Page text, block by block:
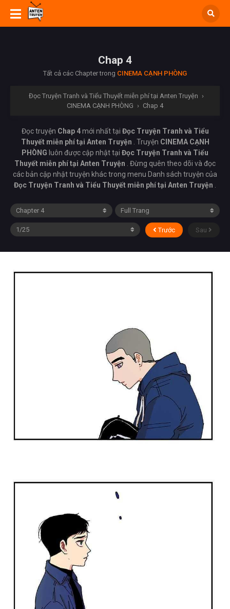
Chap 4
Tất cả các Chapter trong CINEMA CẠNH PHÒNG
Đọc Truyện Tranh và Tiểu Thuyết miễn phí tại Anten Truyện ›
CINEMA CẠNH PHÒNG › Chap 4
Đọc truyện Chap 4mới nhất tại Đọc Truyện Tranh và Tiểu
Thuyết miễn phí tại Anten Truyện
. Truyện CINEMA CẠNH
PHÒNG luôn được cập nhật tại Đọc Truyện Tranh và Tiểu
Thuyết miễn phí tại Anten Truyện
. Đừng quên theo dõi và đọc
các bản cập nhật truyện khác trong menu Danh sách truyện của
Đọc Truyện Tranh và Tiểu Thuyết miễn phí tại Anten Truyện
Trước Sau